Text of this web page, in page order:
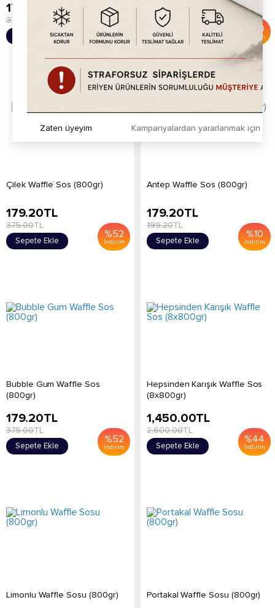
%52
İndirim
179.20 TL
375.00
Sepete Ekle
40
İndirim
495.00 TL
820.00
Sepete Ekle
Çilek Waffle Sos (800gr)
%52
İndirim
179.20TL
375.00TL
Sepete Ekle
Antep Waffle Sos (800gr)
%10
İndirim
179.20TL
199.20TL
Sepete Ekle
Bubble Gum Waffle Sos
(800gr)
%52
İndirim
179.20TL
375.00TL
Sepete Ekle
Hepsinden Karışık Waffle Sos
(8x800gr)
%44
İndirim
1,450.00TL
2,600.00TL
Sepete Ekle
Limonlu Waffle Sosu (800gr) Portakal Waffle Sosu (800gr)
Kampanyalardan yararlanmak için
Zaten üyeyim